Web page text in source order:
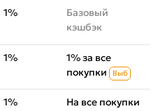
1%
Базовый
кэшбэк
1%
1% за все
покупки
Выб
1% На все покупки